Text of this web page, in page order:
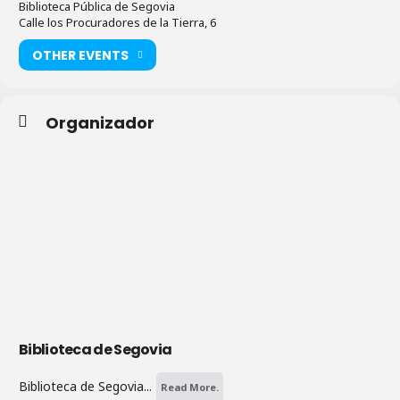
Biblioteca Pública de Segovia
Calle los Procuradores de la Tierra, 6
OTHER EVENTS
Organizador
Biblioteca de Segovia
Biblioteca de Segovia... Read More.